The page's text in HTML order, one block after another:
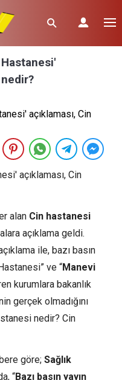
Hastanesi'
açıklaması, Cin
alan Cin hastanesi
açıklama geldi.
ile, bazı basın
ve “Manevi
kurumlara bakanlık
gerçek olmadığını
nedir? Cin
göre; Sağlık
“Bazı basın yayın